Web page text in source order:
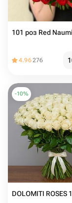
101 роз Red
4.96276
-10%
DOLOMITI ROSES